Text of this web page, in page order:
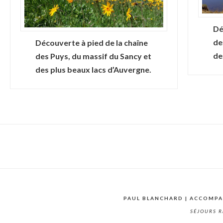
Découverte à pied de la chaîne
des Puys, du massif du Sancy et
des plus beaux lacs d’Auvergne.
PAUL BLANCHARD |
SÉJOURS